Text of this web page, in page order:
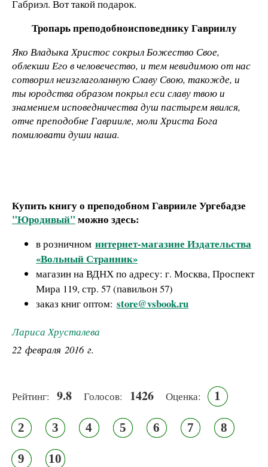
Габриэл. Вот такой подарок.
Тропарь преподобноисповеднику Гавриилу
Яко Владыка Христос сокрыл Божество Свое,
облекши Его в человечество, и тем невидимою от нас
сотворил неизглаголанную Славу Свою, такожде, и
ты юродства образом покрыл еси славу твою и
знамением исповедничества душ пастырем явился,
отче преподобне Гаврииле, моли Христа Бога
помиловати души наша.
Купить книгу о преподобном Гаврииле Ургебадзе
"Юродивый" можно здесь:
в розничном интернет-магазине Издательства
«Вольный Странник»
магазин на ВДНХ по адресу: г. Москва, Проспект
Мира 119, стр. 57 (павильон 57)
заказ книг оптом: store@vsbook.ru
Лариса Хрусталева
22 февраля 2016 г.
Рейтинг: 9.8 Голосов: 1426 Оценка: 1
2 3 4 5 6 7 8
9 10